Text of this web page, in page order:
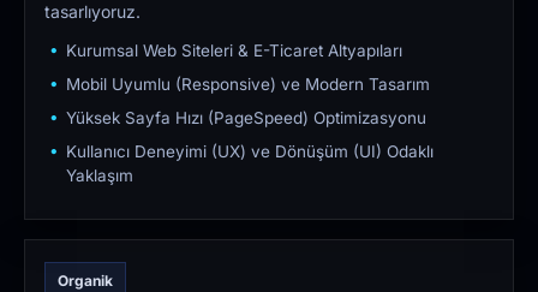
tasarlıyoruz.
Kurumsal Web Siteleri & E-Ticaret Altyapıları
Mobil Uyumlu (Responsive) ve Modern Tasarım
Yüksek Sayfa Hızı (PageSpeed) Optimizasyonu
Kullanıcı Deneyimi (UX) ve Dönüşüm (UI) Odaklı
Yaklaşım
Organik